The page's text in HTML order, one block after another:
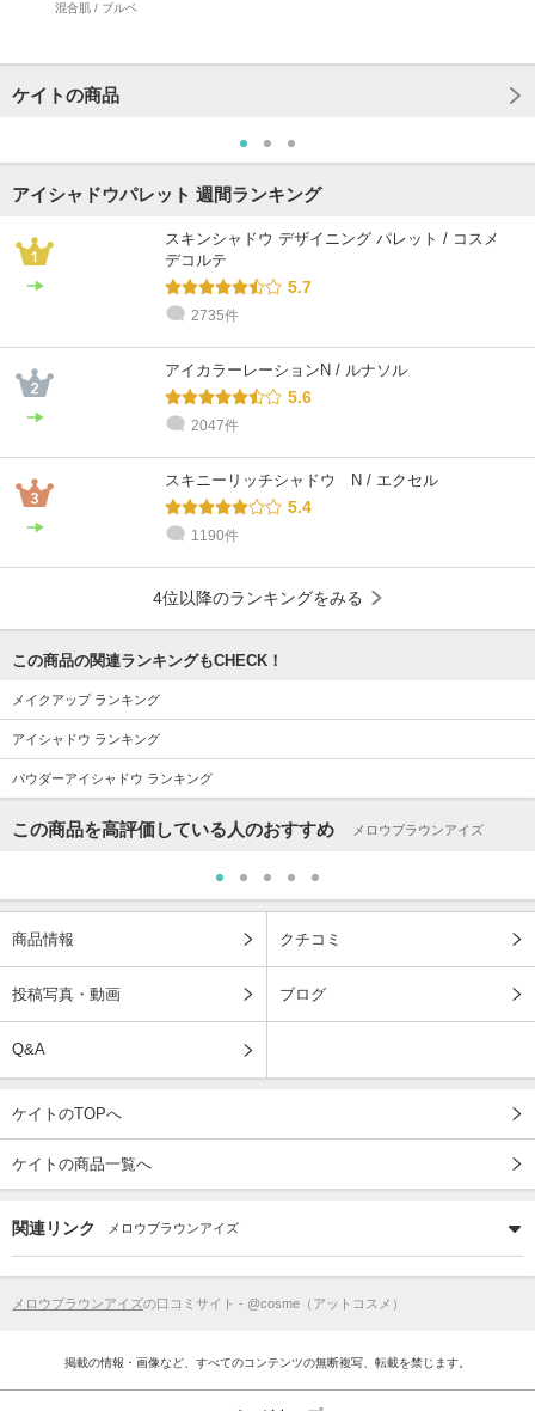
混合肌 / ブルベ
ケイトの商品
アイシャドウパレット 週間ランキング
スキンシャドウ デザイニング パレット / コスメ
デコルテ
5.7
2735件
アイカラーレーションN / ルナソル
5.6
2047件
スキニーリッチシャドウ N / エクセル
5.4
1190件
4位以降のランキングをみる
この商品の関連ランキングもCHECK！
メイクアップ ランキング
アイシャドウ ランキング
パウダーアイシャドウ ランキング
この商品を高評価している人のおすすめ メロウブラウンアイズ
商品情報 クチコミ
投稿写真・動画 ブログ
Q&A
ケイトのTOPへ
ケイトの商品一覧へ
関連リンク メロウブラウンアイズ
メロウブラウンアイズの口コミサイト - @cosme（アットコスメ）
掲載の情報・画像など、すべてのコンテンツの無断複写、転載を禁じます。